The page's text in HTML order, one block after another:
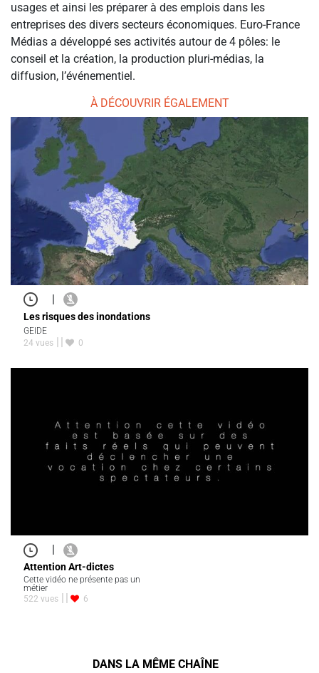
usages et ainsi les préparer à des emplois dans les
entreprises des divers secteurs économiques. Euro-France
Médias a développé ses activités autour de 4 pôles: le
conseil et la création, la production pluri-médias, la
diffusion, l’événementiel.
À DÉCOUVRIR ÉGALEMENT
|
Les risques des inondations
GEIDE
24 vues
0
|
Attention Art-dictes
Cette vidéo ne présente pas un
métier
522 vues
6
DANS LA MÊME CHAÎNE